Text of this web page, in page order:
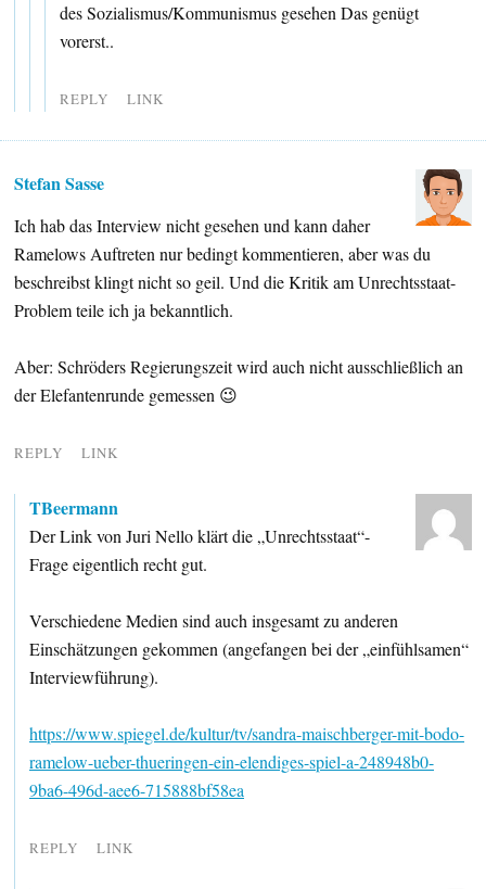
des Sozialismus/Kommunismus gesehen Das genügt
vorerst..
REPLY LINK
Stefan Sasse
Ich hab das Interview nicht gesehen und kann daher
Ramelows Auftreten nur bedingt kommentieren, aber was du
beschreibst klingt nicht so geil. Und die Kritik am Unrechtsstaat-
Problem teile ich ja bekanntlich.
Aber: Schröders Regierungszeit wird auch nicht ausschließlich an
der Elefantenrunde gemessen 😉
REPLY LINK
TBeermann
Der Link von Juri Nello klärt die „Unrechtsstaat“-
Frage eigentlich recht gut.
Verschiedene Medien sind auch insgesamt zu anderen
Einschätzungen gekommen (angefangen bei der „einfühlsamen“
Interviewführung).
https://www.spiegel.de/kultur/tv/sandra-maischberger-mit-bodo-
ramelow-ueber-thueringen-ein-elendiges-spiel-a-248948b0-
9ba6-496d-aee6-715888bf58ea
REPLY LINK